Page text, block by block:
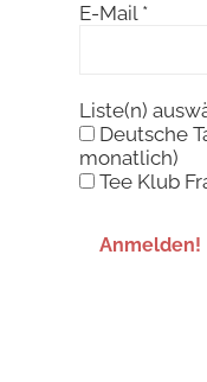
E-Mail *
Liste(n)
Deutsche
monatlich)
Tee Klub